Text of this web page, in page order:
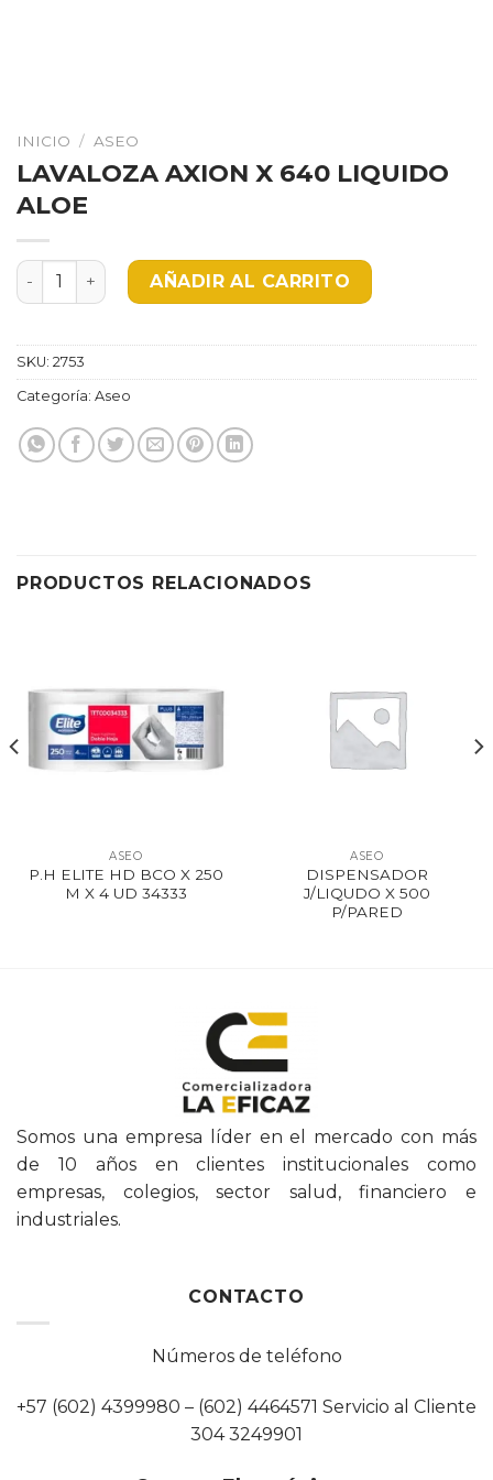
INICIO / ASEO
LAVALOZA AXION X 640 LIQUIDO
ALOE
LAVALOZA AXION X 640 LIQUIDO ALOE cantidad
AÑADIR AL CARRITO
SKU: 2753
Categoría: Aseo
PRODUCTOS RELACIONADOS
ASEO
P.H ELITE HD BCO X 250
M X 4 UD 34333
ASEO
DISPENSADOR
J/LIQUDO X 500
P/PARED
Somos una empresa líder en el mercado con más
de 10 años en clientes institucionales como
empresas, colegios, sector salud, financiero e
industriales.
CONTACTO
Números de teléfono
+57 (602) 4399980 – (602) 4464571 Servicio al Cliente
304 3249901